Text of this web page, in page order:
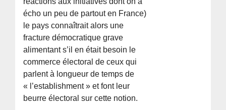
écho un peu de partout en France)
le pays connaîtrait alors une
fracture démocratique grave
alimentant s’il en était besoin le
commerce électoral de ceux qui
parlent à longueur de temps de
« l’establishment » et font leur
beurre électoral sur cette notion.